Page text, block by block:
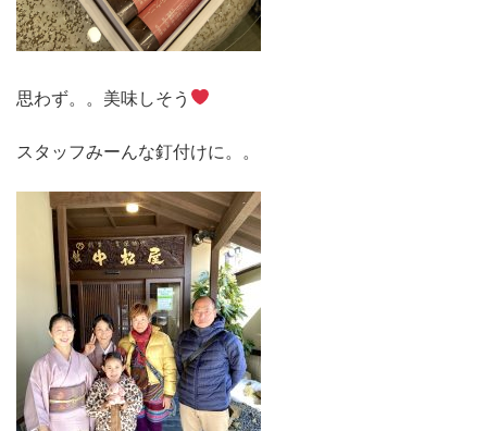
思わず。。美味しそう
スタッフみーんな釘付けに。。